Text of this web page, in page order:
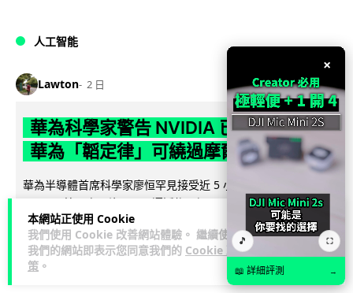
本網站正使用 Cookie
我們使用 Cookie 改善網站體驗。 繼續使用
我們的網站即表示您同意我們的 Cookie 政
策 。
人工智能
Lawton 2 日
華為科學家警告 NVIDIA 已近物理極限
華為「韜定律」可繞過摩爾定律瓶頸
華為半導體首席科學家廖恒罕見接受近 5 小時專訪，警告
NVIDIA 等西方晶片巨頭正逼近物理極限，傳統製程升級已失經
濟效益。他同時介紹華為...
1,593 602 ↗ 分享
×
🎵 ⛶
📖 詳細評測 →